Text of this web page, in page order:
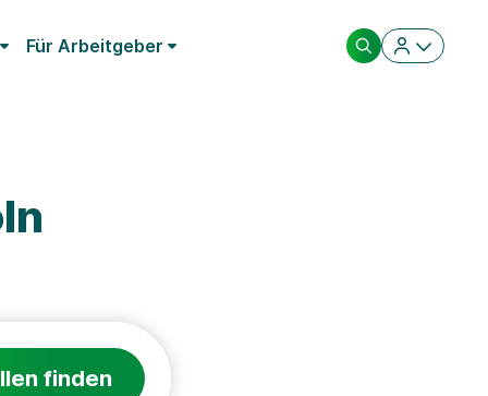
Für Arbeitgeber
finden